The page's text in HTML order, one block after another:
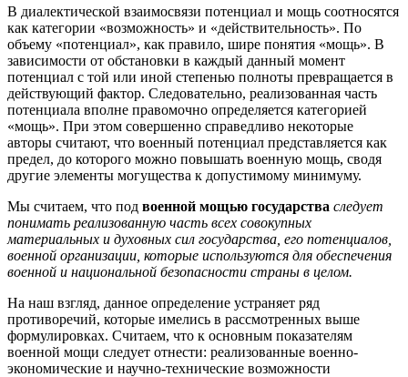
В диалектической взаимосвязи потенциал и мощь соотносятся
как категории «возможность» и «действительность». По
объему «потенциал», как правило, шире понятия «мощь». В
зависимости от обстановки в каждый данный момент
потенциал с той или иной степенью полноты превращается в
действующий фактор. Следовательно, реализованная часть
потенциала вполне правомочно определяется категорией
«мощь». При этом совершенно справедливо некоторые
авторы считают, что военный потенциал представляется как
предел, до которого можно повышать военную мощь, сводя
другие элементы могущества к допустимому минимуму.
Мы считаем, что под военной мощью государства следует
понимать реализованную часть всех совокупных
материальных и духовных сил государства, его потенциалов,
военной организации, которые используются для обеспечения
военной и национальной безопасности страны в целом.
На наш взгляд, данное определение устраняет ряд
противоречий, которые имелись в рассмотренных выше
формулировках. Считаем, что к основным показателям
военной мощи следует отнести: реализованные военно-
экономические и научно-технические возможности